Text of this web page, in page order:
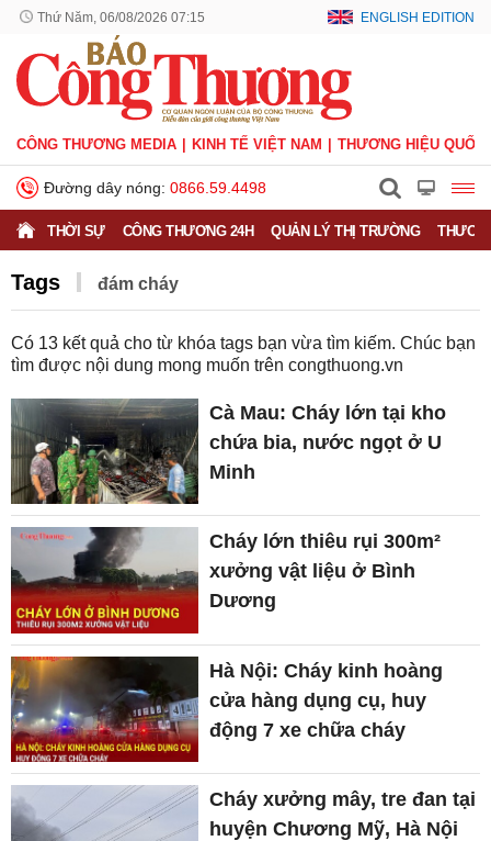
Thứ Năm, 06/08/2026 07:15 ENGLISH EDITION
CÔNG THƯƠNG MEDIA KINH TẾ VIỆT NAM THƯƠNG HIỆU QUỐC
Đường dây nóng: 0866.59.4498
THỜI SỰ CÔNG THƯƠNG 24H QUẢN LÝ THỊ TRƯỜNG
Tags đám cháy
Có 13 kết quả cho từ khóa tags bạn vừa tìm kiếm. Chúc bạn
tìm được nội dung mong muốn trên congthuong.vn
Cà Mau: Cháy lớn tại kho
chứa bia, nước ngọt ở U
Minh
Cháy lớn thiêu rụi 300m²
xưởng vật liệu ở Bình
Dương
Hà Nội: Cháy kinh hoàng
cửa hàng dụng cụ, huy
động 7 xe chữa cháy
Cháy xưởng mây, tre đan tại
huyện Chương Mỹ, Hà Nội